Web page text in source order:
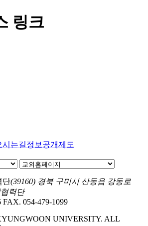
링크
시는길정보공개제도
단(39160) 경북 구미시 산동읍 강동로
력단
FAX. 054-479-1099
UNIVERSITY. ALL